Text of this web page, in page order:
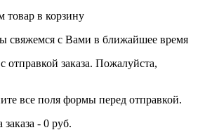
товар в корзину
свяжемся с Вами в ближайшее время
отправкой заказа. Пожалуйста,
все поля формы перед отправкой.
- 0 руб.